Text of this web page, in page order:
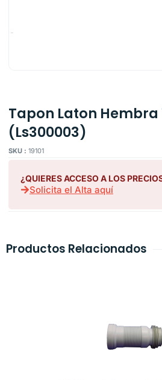
Tapon Laton Hembra
(Ls300003)
SKU : 19101
¿QUIERES ACCESO A LOS
Solicita el Alta aquí
Productos Relacionados